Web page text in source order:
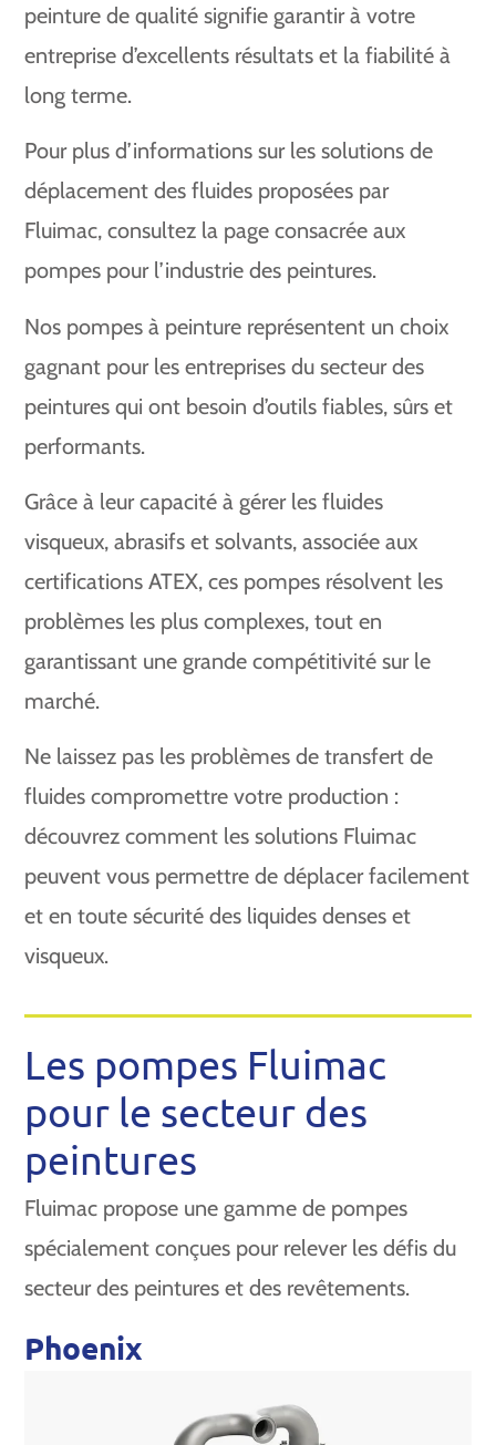
peinture de qualité signifie garantir à votre
entreprise d’excellents résultats et la fiabilité à
long terme.
Pour plus d’informations sur les solutions de
déplacement des fluides proposées par
Fluimac, consultez la page consacrée aux
pompes pour l’industrie des peintures.
Nos pompes à peinture représentent un choix
gagnant pour les entreprises du secteur des
peintures qui ont besoin d’outils fiables, sûrs et
performants.
Grâce à leur capacité à gérer les fluides
visqueux, abrasifs et solvants, associée aux
certifications ATEX, ces pompes résolvent les
problèmes les plus complexes, tout en
garantissant une grande compétitivité sur le
marché.
Ne laissez pas les problèmes de transfert de
fluides compromettre votre production :
découvrez comment les solutions Fluimac
peuvent vous permettre de déplacer facilement
et en toute sécurité des liquides denses et
visqueux.
Les pompes Fluimac
pour le secteur des
peintures
Fluimac propose une gamme de pompes
spécialement conçues pour relever les défis du
secteur des peintures et des revêtements.
Phoenix